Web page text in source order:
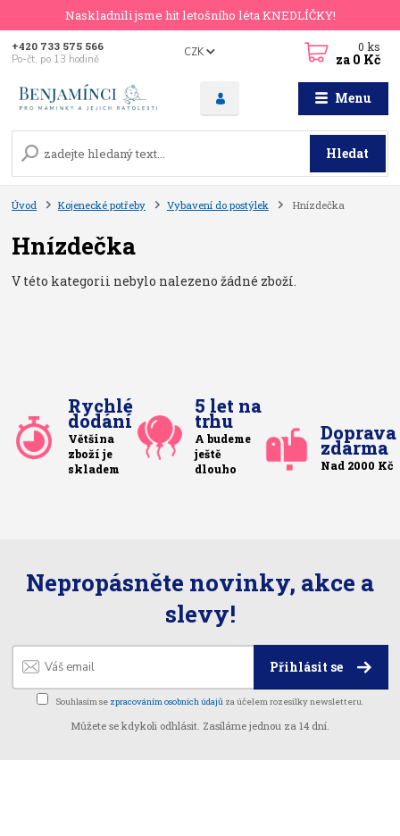
Naskladnili jsme hit letošního léta KNEDLÍČKY!
Menu
CZK
Hledat
+420 733 575 566
Po-čt, po 13 hodině
0ks
za 0 Kč
Úvod Kojenecké potřeby Vybavení do postýlek Hnízdečka
Hnízdečka
V této kategorii nebylo nalezeno žádné zboží.
Rychlé
dodání
Většina
zboží je
skladem
5 let na
trhu
A budeme
ještě
dlouho
Doprava
zdarma
Nad 2000 Kč
Nepropásněte novinky, akce a
slevy!
Přihlásit se
Souhlasím se zpracováním osobních údajů za účelem rozesílky newsletteru.
Můžete se kdykoli odhlásit. Zasíláme jednou za 14 dní.